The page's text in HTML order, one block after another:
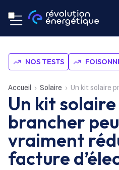
NOS TESTS
Accueil Solaire Un kit solaire prêt à
Un kit
brancher
vraiment
facture